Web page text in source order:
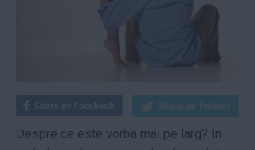
Despre ce este vorba mai pe larg? In